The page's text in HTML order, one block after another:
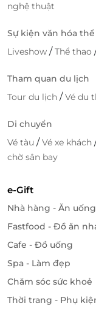
Đặt Phòng
Executive Suite
dàng và tiện lợi.
ưu đãi giá cực kỳ
mà vẫn tận
phòng trong vài
nghệ thuật
Sự kiện văn hóa
Liveshow /Thể thao
Tham quan du lịch
Tour du lịch /Vé du
Di chuyển
Vé tàu /Vé xe khách
chờ sân bay
e-Gift
Nhà hàng - Ăn uống
Fastfood - Đồ ăn
Cafe - Đồ uống
Spa - Làm đẹp
Chăm sóc sức khoẻ
Thời trang - Phụ